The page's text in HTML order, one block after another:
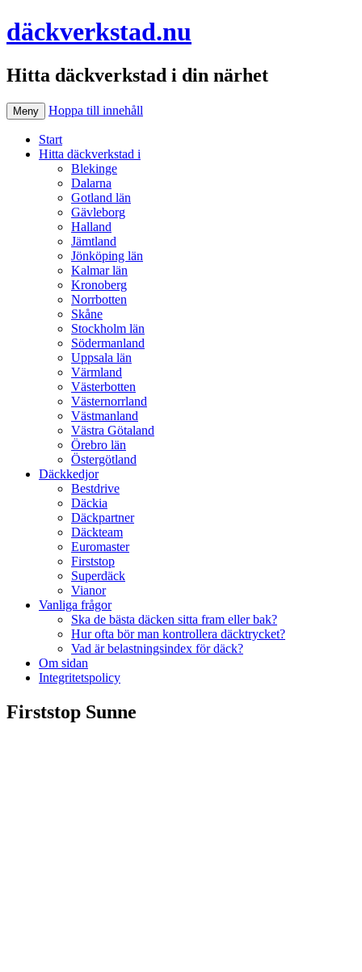
däckverkstad.nu
Hitta däckverkstad i din närhet
Meny Hoppa till innehåll
Start
Hitta däckverkstad i
Blekinge
Dalarna
Gotland län
Gävleborg
Halland
Jämtland
Jönköping län
Kalmar län
Kronoberg
Norrbotten
Skåne
Stockholm län
Södermanland
Uppsala län
Värmland
Västerbotten
Västernorrland
Västmanland
Västra Götaland
Örebro län
Östergötland
Däckkedjor
Bestdrive
Däckia
Däckpartner
Däckteam
Euromaster
Firststop
Superdäck
Vianor
Vanliga frågor
Ska de bästa däcken sitta fram eller bak?
Hur ofta bör man kontrollera däcktrycket?
Vad är belastningsindex för däck?
Om sidan
Integritetspolicy
Firststop Sunne